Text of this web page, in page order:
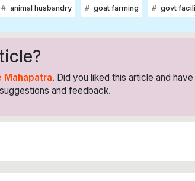
animal husbandry goat farming govt
Mahapatra. Did you liked this article and
and feedback.